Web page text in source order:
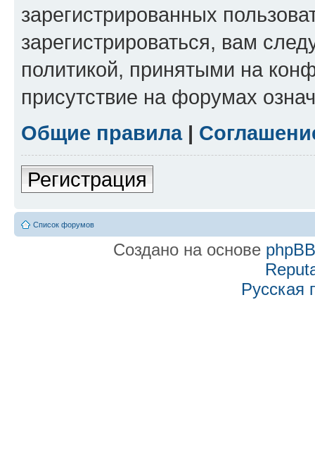
зарегистрированных
зарегистрироваться, вам
политикой, принятыми на
присутствие на форумах
Общие правила|
Регистрация
Список форумов
Создано на основе phpBB
Русская